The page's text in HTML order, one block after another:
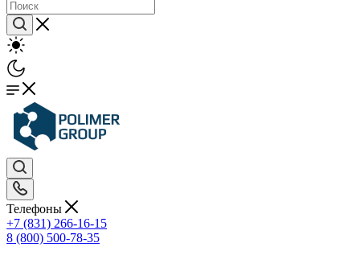
Телефоны
+7 (831) 266-16-15
8 (800) 500-78-35